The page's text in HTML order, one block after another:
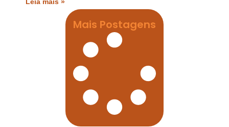
Mais Postagens